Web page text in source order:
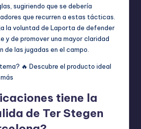
sugiriendo que se debería
que recurren a estas tácticas.
la voluntad de Laporta de defender
y de promover una mayor claridad
de las jugadas en el campo.
🔥 Descubre el producto ideal
tiene la
de Ter Stegen